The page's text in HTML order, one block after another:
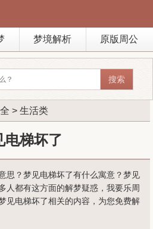
梦境解析 原版周公
> 生活类
电梯坏了
思？梦见电梯坏了有什么寓意？梦见
人都有这方面的解梦疑惑，我要乐周
见电梯坏了相关的内容，为您免费解